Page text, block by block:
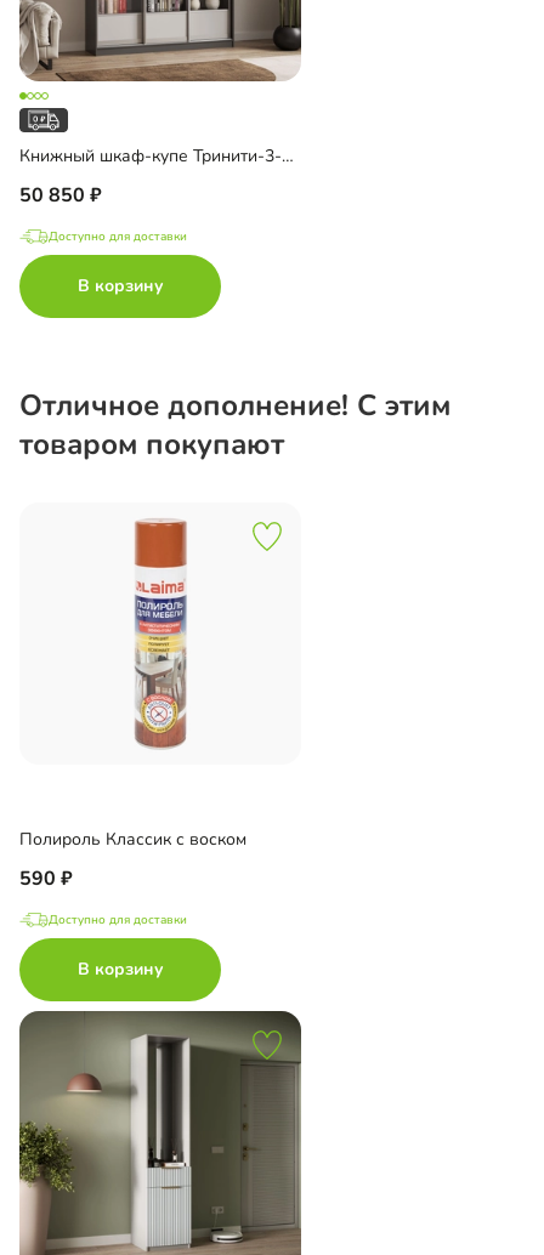
Книжный шкаф-купе Тринити-3-2 6 полок
50 850
Доступно для доставки
В корзину
Отличное дополнение! С этим
товаром покупают
Полироль Классик с воском
590
Доступно для доставки
В корзину